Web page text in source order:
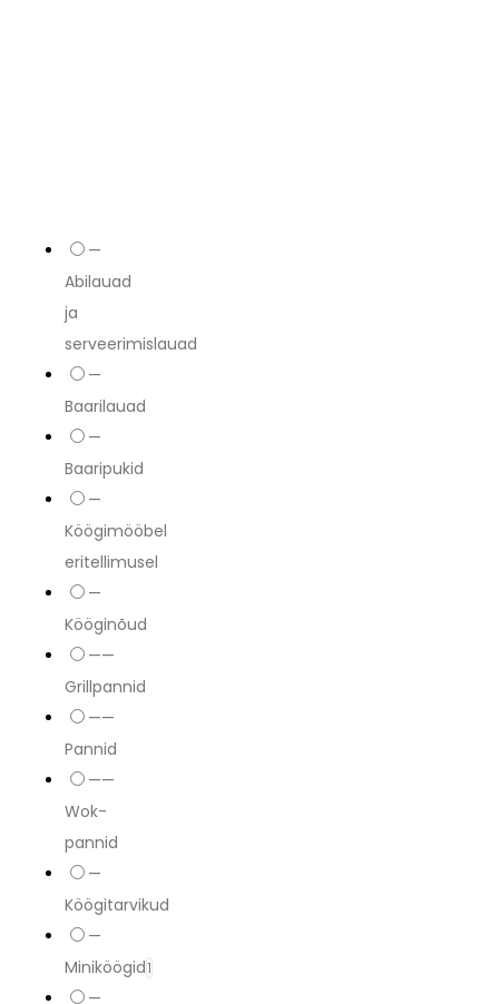
—
Abilauad
ja
serveerimislauad
—
Baarilauad
—
Baaripukid
—
Köögimööbel
eritellimusel
—
Kööginõud
——
Grillpannid
——
Pannid
——
Wok-
pannid
—
Köögitarvikud
—
Miniköögid1
—